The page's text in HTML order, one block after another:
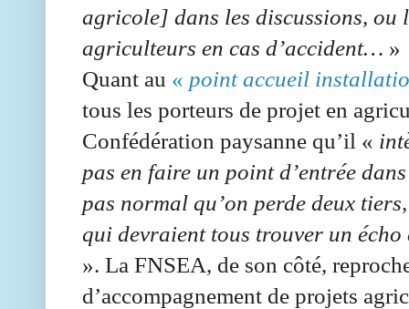
agricole] dans les discussions, ou
agriculteurs en cas d’accident… »
Quant au « point accueil
tous les porteurs de projet en
Confédération paysanne qu’il «
pas en faire un point d’entrée
pas normal qu’on perde deux
qui devraient tous trouver un
». La FNSEA, de son côté,
d’accompagnement de projets